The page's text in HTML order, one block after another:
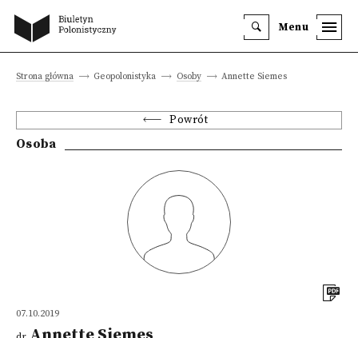
Menu
Strona główna Geopolonistyka Osoby Annette Siemes
Powrót
Osoba
07.10.2019